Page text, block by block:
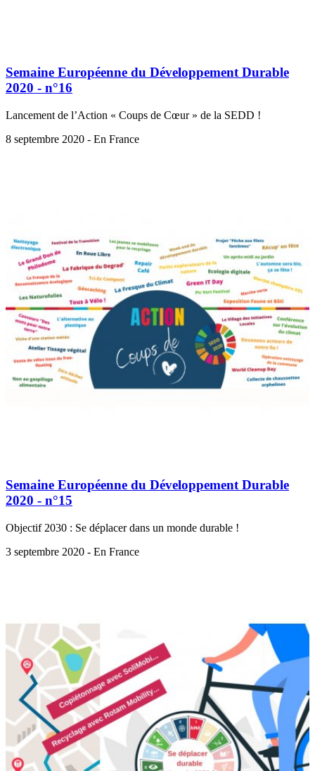
Semaine Européenne du Développement Durable
2020 - n°16
Lancement de l’Action « Coups de Cœur » de la SEDD !
8 septembre 2020 - En France
Semaine Européenne du Développement Durable
2020 - n°15
Objectif 2030 : Se déplacer dans un monde durable !
3 septembre 2020 - En France